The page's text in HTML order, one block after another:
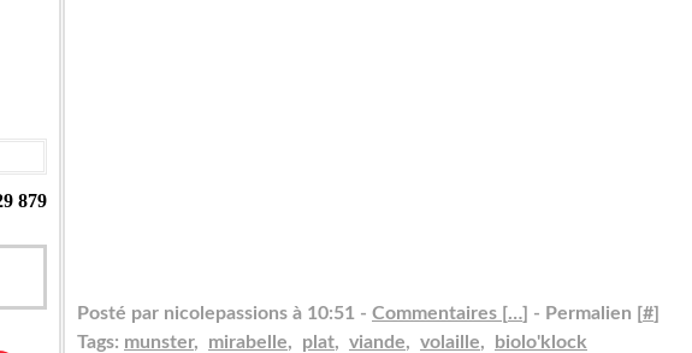
879
Posté par nicolepassions à 10:51 - Commentaires […] - Permalien [#]
Tags: munster, mirabelle, plat, viande, volaille, biolo'klock